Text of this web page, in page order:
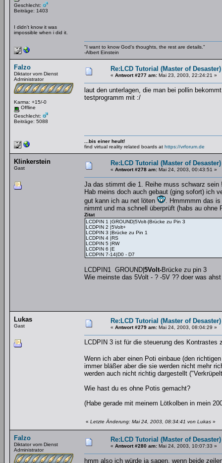
Geschlecht:
Beiträge: 1403
I didn't know it was
impossible when i did it.
"I want to know God's thoughts, the rest are details."
-Albert Einstein
Falzo
Diktator vom Dienst
Administrator
Karma: +15/-0
Offline
Geschlecht:
Beiträge: 5088
Re:LCD Tutorial (Master of Desaster)
« Antwort #277 am: Mai 23, 2003, 22:24:21 »
laut den unterlagen, die man bei pollin
testprogramm mit :/
...bis einer heult!
find virtual reality related boards at https://vrforum.de
Klinkerstein
Gast
Re:LCD Tutorial (Master of Desaster)
« Antwort #278 am: Mai 24, 2003, 00:43:51 »
Ja das stimmt die 1. Reihe muss schwarz sein
Hab meins doch auch gebaut (ging sofort) ich
gut kann ich au net löten
. Hmmmmm das
nimmt und ma schnell überprüft (habs au ohne
Zitat
LCDPIN 1 |GROUND|5Volt-|Brücke zu Pin 3
LCDPIN 2 |5Volt+
LCDPIN 3 |Brücke zu Pin 1
LCDPIN 4 |RS
LCDPIN 5 |RW
LCDPIN 6 |E
LCDPIN 7-14|D0 - D7
LCDPIN1 GROUND| 5Volt-Brücke zu pin 3
Wie meinste das 5Volt - ? -5V ?? doer was
Lukas
Gast
Re:LCD Tutorial (Master of Desaster)
« Antwort #279 am: Mai 24, 2003, 08:04:29 »
LCDPIN 3 ist für die steuerung des
Wenn ich aber einen Poti einbaue (den
immer bläßer aber die sie werden nicht mehr
werden auch nicht richtig dargestellt
Wie hast du es ohne Potis gemacht?
(Habe gerade mit meinem Lötkolben in mein
« Letzte Änderung: Mai 24, 2003, 08:34:41 von Lukas »
Falzo
Diktator vom Dienst
Administrator
Re:LCD Tutorial (Master of Desaster)
« Antwort #280 am: Mai 24, 2003, 10:07:33 »
hmm also ich würde ja sagen, wenn beide